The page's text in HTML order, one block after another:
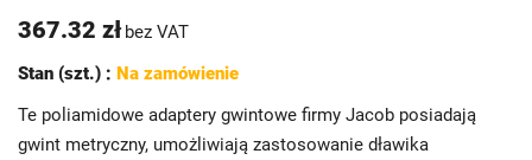
367.32 zł bez VAT
Stan (szt.) : Na zamówienie
Te poliamidowe adaptery gwintowe firmy Jacob posiadają
gwint metryczny, umożliwiają zastosowanie dławika